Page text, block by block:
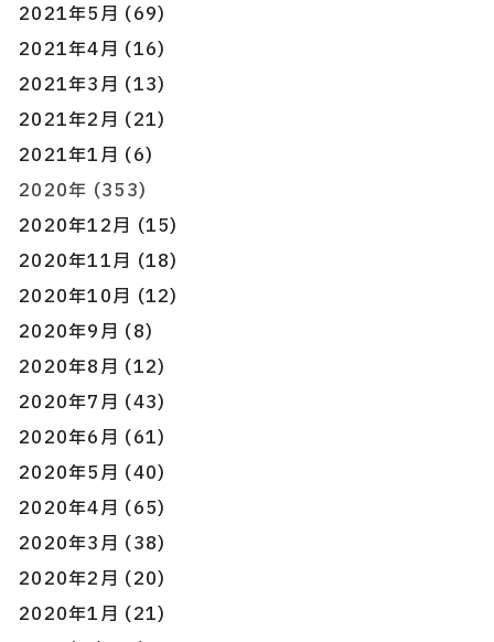
2021年5月 (69)
2021年4月 (16)
2021年3月 (13)
2021年2月 (21)
2021年1月 (6)
2020年 (353)
2020年12月 (15)
2020年11月 (18)
2020年10月 (12)
2020年9月 (8)
2020年8月 (12)
2020年7月 (43)
2020年6月 (61)
2020年5月 (40)
2020年4月 (65)
2020年3月 (38)
2020年2月 (20)
2020年1月 (21)